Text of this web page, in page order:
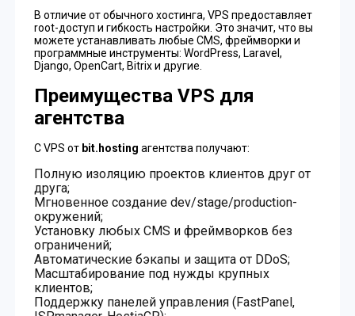
В отличие от обычного хостинга, VPS предоставляет
root-доступ и гибкость настройки. Это значит, что вы
можете устанавливать любые CMS, фреймворки и
программные инструменты: WordPress, Laravel,
Django, OpenCart, Bitrix и другие.
Преимущества VPS для
агентства
С VPS от bit.hosting агентства получают:
Полную изоляцию проектов клиентов друг от
друга;
Мгновенное создание dev/stage/production-
окружений;
Установку любых CMS и фреймворков без
ограничений;
Автоматические бэкапы и защита от DDoS;
Масштабирование под нужды крупных
клиентов;
Поддержку панелей управления (FastPanel,